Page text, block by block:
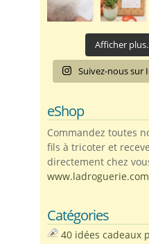
Afficher
Suivez-nous sur
eShop
Commandez toutes
fils à tricoter et
directement chez
www.ladroguerie.com
Catégories
40 idées cadeaux